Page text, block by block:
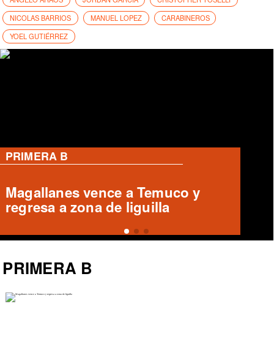
NICOLAS BARRIOS
MANUEL LOPEZ
CARABINEROS
YOEL GUTIÉRREZ
PRIMERA B
Magallanes remonta y vence a
Temuco en partido de Liga de
Ascenso
PRIMERA B